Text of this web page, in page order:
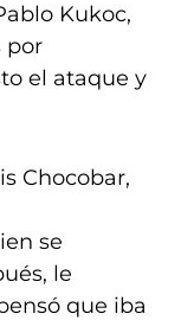
Kukoc,
por
el ataque y
Chocobar,
se
le
que iba